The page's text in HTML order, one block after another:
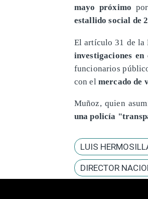
mayo próximo
estallido social de
El artículo 31 de la
investigaciones en
funcionarios
con el mercado de
​Muñoz, quien
una policía
LUIS
DIRECTOR